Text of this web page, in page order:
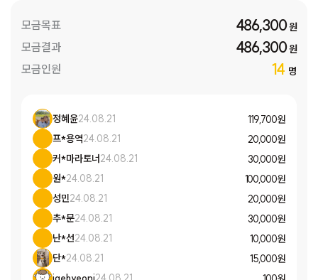
모금목표 486,300원
모금결과 486,300원
모금인원 14 명
정혜윤24.08.21
119,700 원
프*용역24.08.21
20,000 원
커*마라토너24.08.21
30,000 원
원*24.08.21
100,000 원
성민24.08.21
20,000 원
추*문24.08.21
30,000 원
난*선24.08.21
10,000 원
단*24.08.21
15,000 원